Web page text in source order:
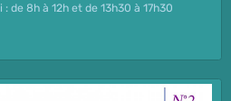
de 8h à 12h et de 13h30 à 17h30